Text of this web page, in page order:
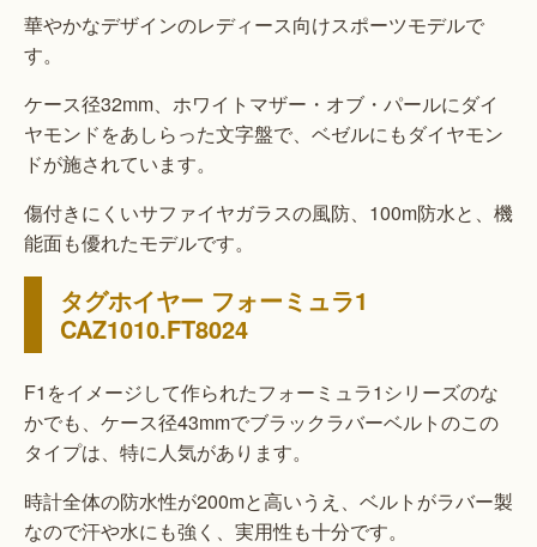
華やかなデザインのレディース向けスポーツモデルで
す。
ケース径32mm、ホワイトマザー・オブ・パールにダイ
ヤモンドをあしらった文字盤で、ベゼルにもダイヤモン
ドが施されています。
傷付きにくいサファイヤガラスの風防、100m防水と、機
能面も優れたモデルです。
タグホイヤー フォーミュラ1
CAZ1010.FT8024
F1をイメージして作られたフォーミュラ1シリーズのな
かでも、ケース径43mmでブラックラバーベルトのこの
タイプは、特に人気があります。
時計全体の防水性が200mと高いうえ、ベルトがラバー製
なので汗や水にも強く、実用性も十分です。